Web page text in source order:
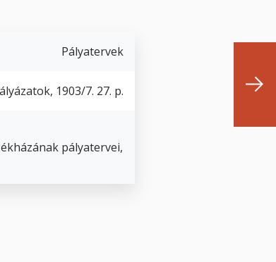
Pályatervek
1903/7. 27. p.
pályatervei,